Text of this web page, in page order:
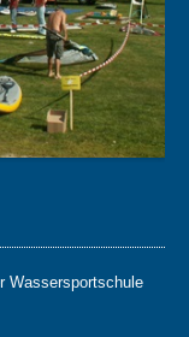
Wassersportschule